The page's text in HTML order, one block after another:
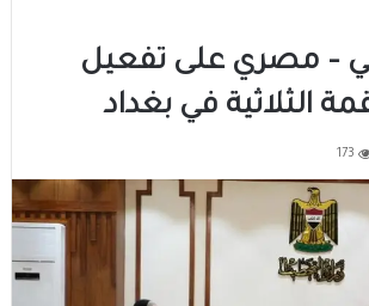
– مصري على تفعيل
الثلاثية في بغداد
173